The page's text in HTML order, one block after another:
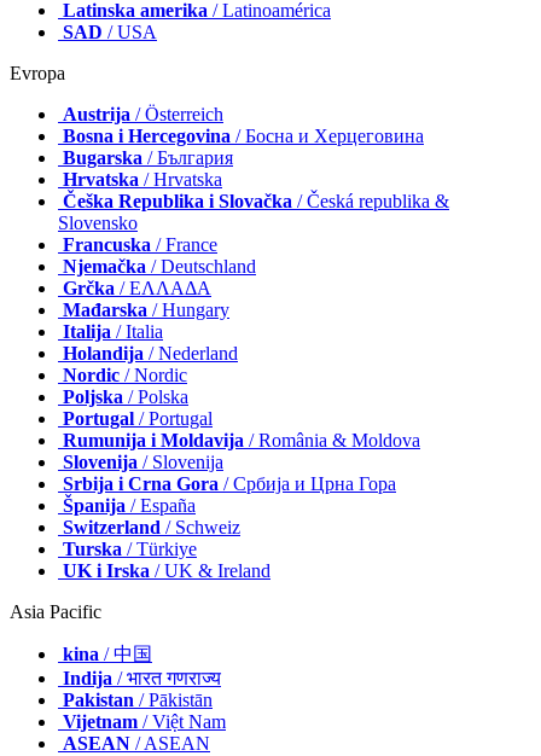
Latinska amerika / Latinoamérica
SAD / USA
Evropa
Austrija / Österreich
Bosna i Hercegovina / Босна и Херцеговина
Bugarska / България
Hrvatska / Hrvatska
Češka Republika i Slovačka / Česká republika &
Slovensko
Francuska / France
Njemačka / Deutschland
Grčka / ΕΛΛΑΔΑ
Mađarska / Hungary
Italija / Italia
Holandija / Nederland
Nordic / Nordic
Poljska / Polska
Portugal / Portugal
Rumunija i Moldavija / România & Moldova
Slovenija / Slovenija
Srbija i Crna Gora / Србија и Црна Гора
Španija / España
Switzerland / Schweiz
Turska / Türkiye
UK i Irska / UK & Ireland
Asia Pacific
kina / 中国
Indija / भारत गणराज्य
Pakistan / Pākistān
Vijetnam / Việt Nam
ASEAN / ASEAN